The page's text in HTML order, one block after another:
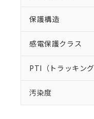
保護構造
感電保護クラス
PTI（トラッキング
汚染度